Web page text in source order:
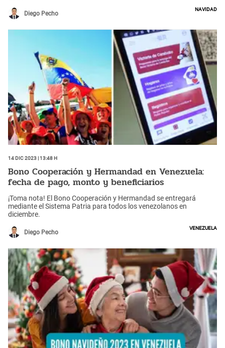
Diego Pecho
Navidad
14 Dic 2023 | 13:48 h
Bono Cooperación y Hermandad en Venezuela:
fecha de pago, monto y beneficiarios
¡Toma nota! El Bono Cooperación y Hermandad se entregará
mediante el Sistema Patria para todos los venezolanos en
diciembre.
Diego Pecho
Venezuela